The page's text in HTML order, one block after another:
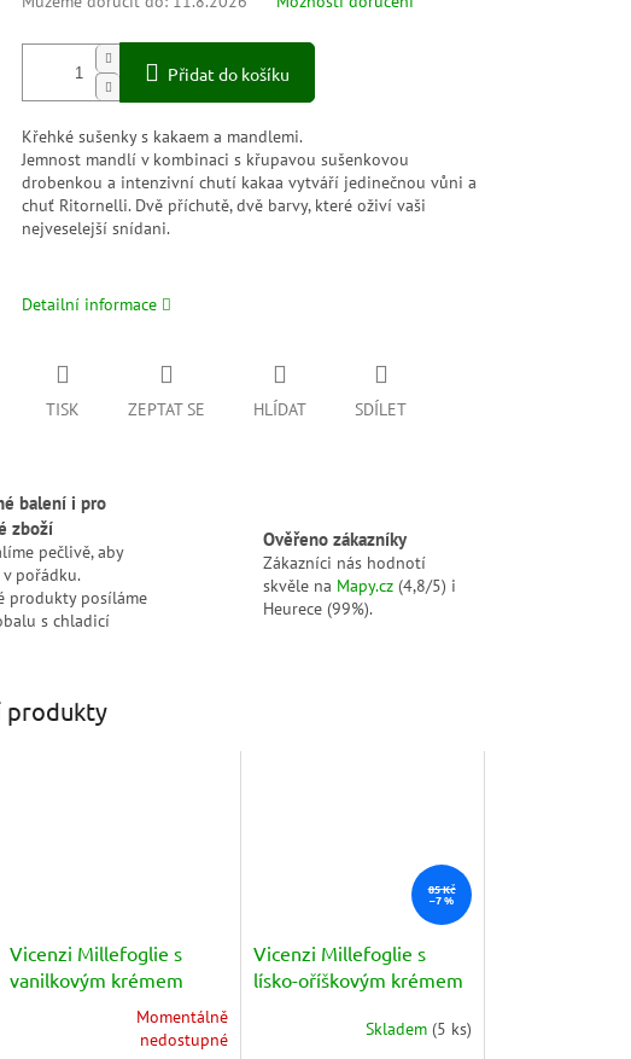
Přidat do košíku
Křehké sušenky s kakaem a mandlemi.
Jemnost mandlí v kombinaci s křupavou sušenkovou
drobenkou a intenzivní chutí kakaa vytváří jedinečnou vůni a
chuť Ritornelli. Dvě příchutě, dvě barvy, které oživí vaši
nejveselejší snídani.
Detailní informace
TISK ZEPTAT SE HLÍDAT SDÍLET
balení i pro
zboží
pečlivě, aby
pořádku.
produkty posíláme
s chladicí
Ověřeno zákazníky
Zákazníci nás hodnotí
skvěle na Mapy.cz (4,8/5) i
Heurece (99%).
produkty
Vicenzi Millefoglie s
vanilkovým krémem
(crema di pasticceraMomentálně
nedostupné
85 Kč
–7 %
Vicenzi Millefoglie s
lísko-oříškovým krémem
Skladem(5 ks)